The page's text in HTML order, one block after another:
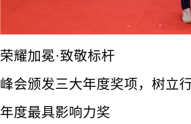
荣耀加冕·致敬标杆
峰会颁发三大年度奖项，树立
年度最具影响力奖